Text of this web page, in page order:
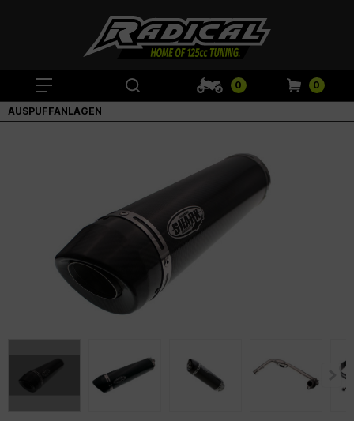
0 0
AUSPUFFANLAGEN